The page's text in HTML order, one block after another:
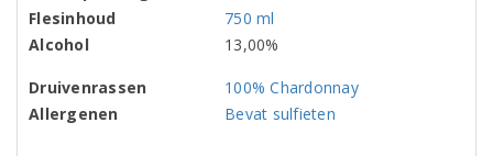
Flesinhoud
750 ml
Alcohol
13,00%
Druivenrassen
100% Chardonnay
Allergenen
Bevat sulfieten